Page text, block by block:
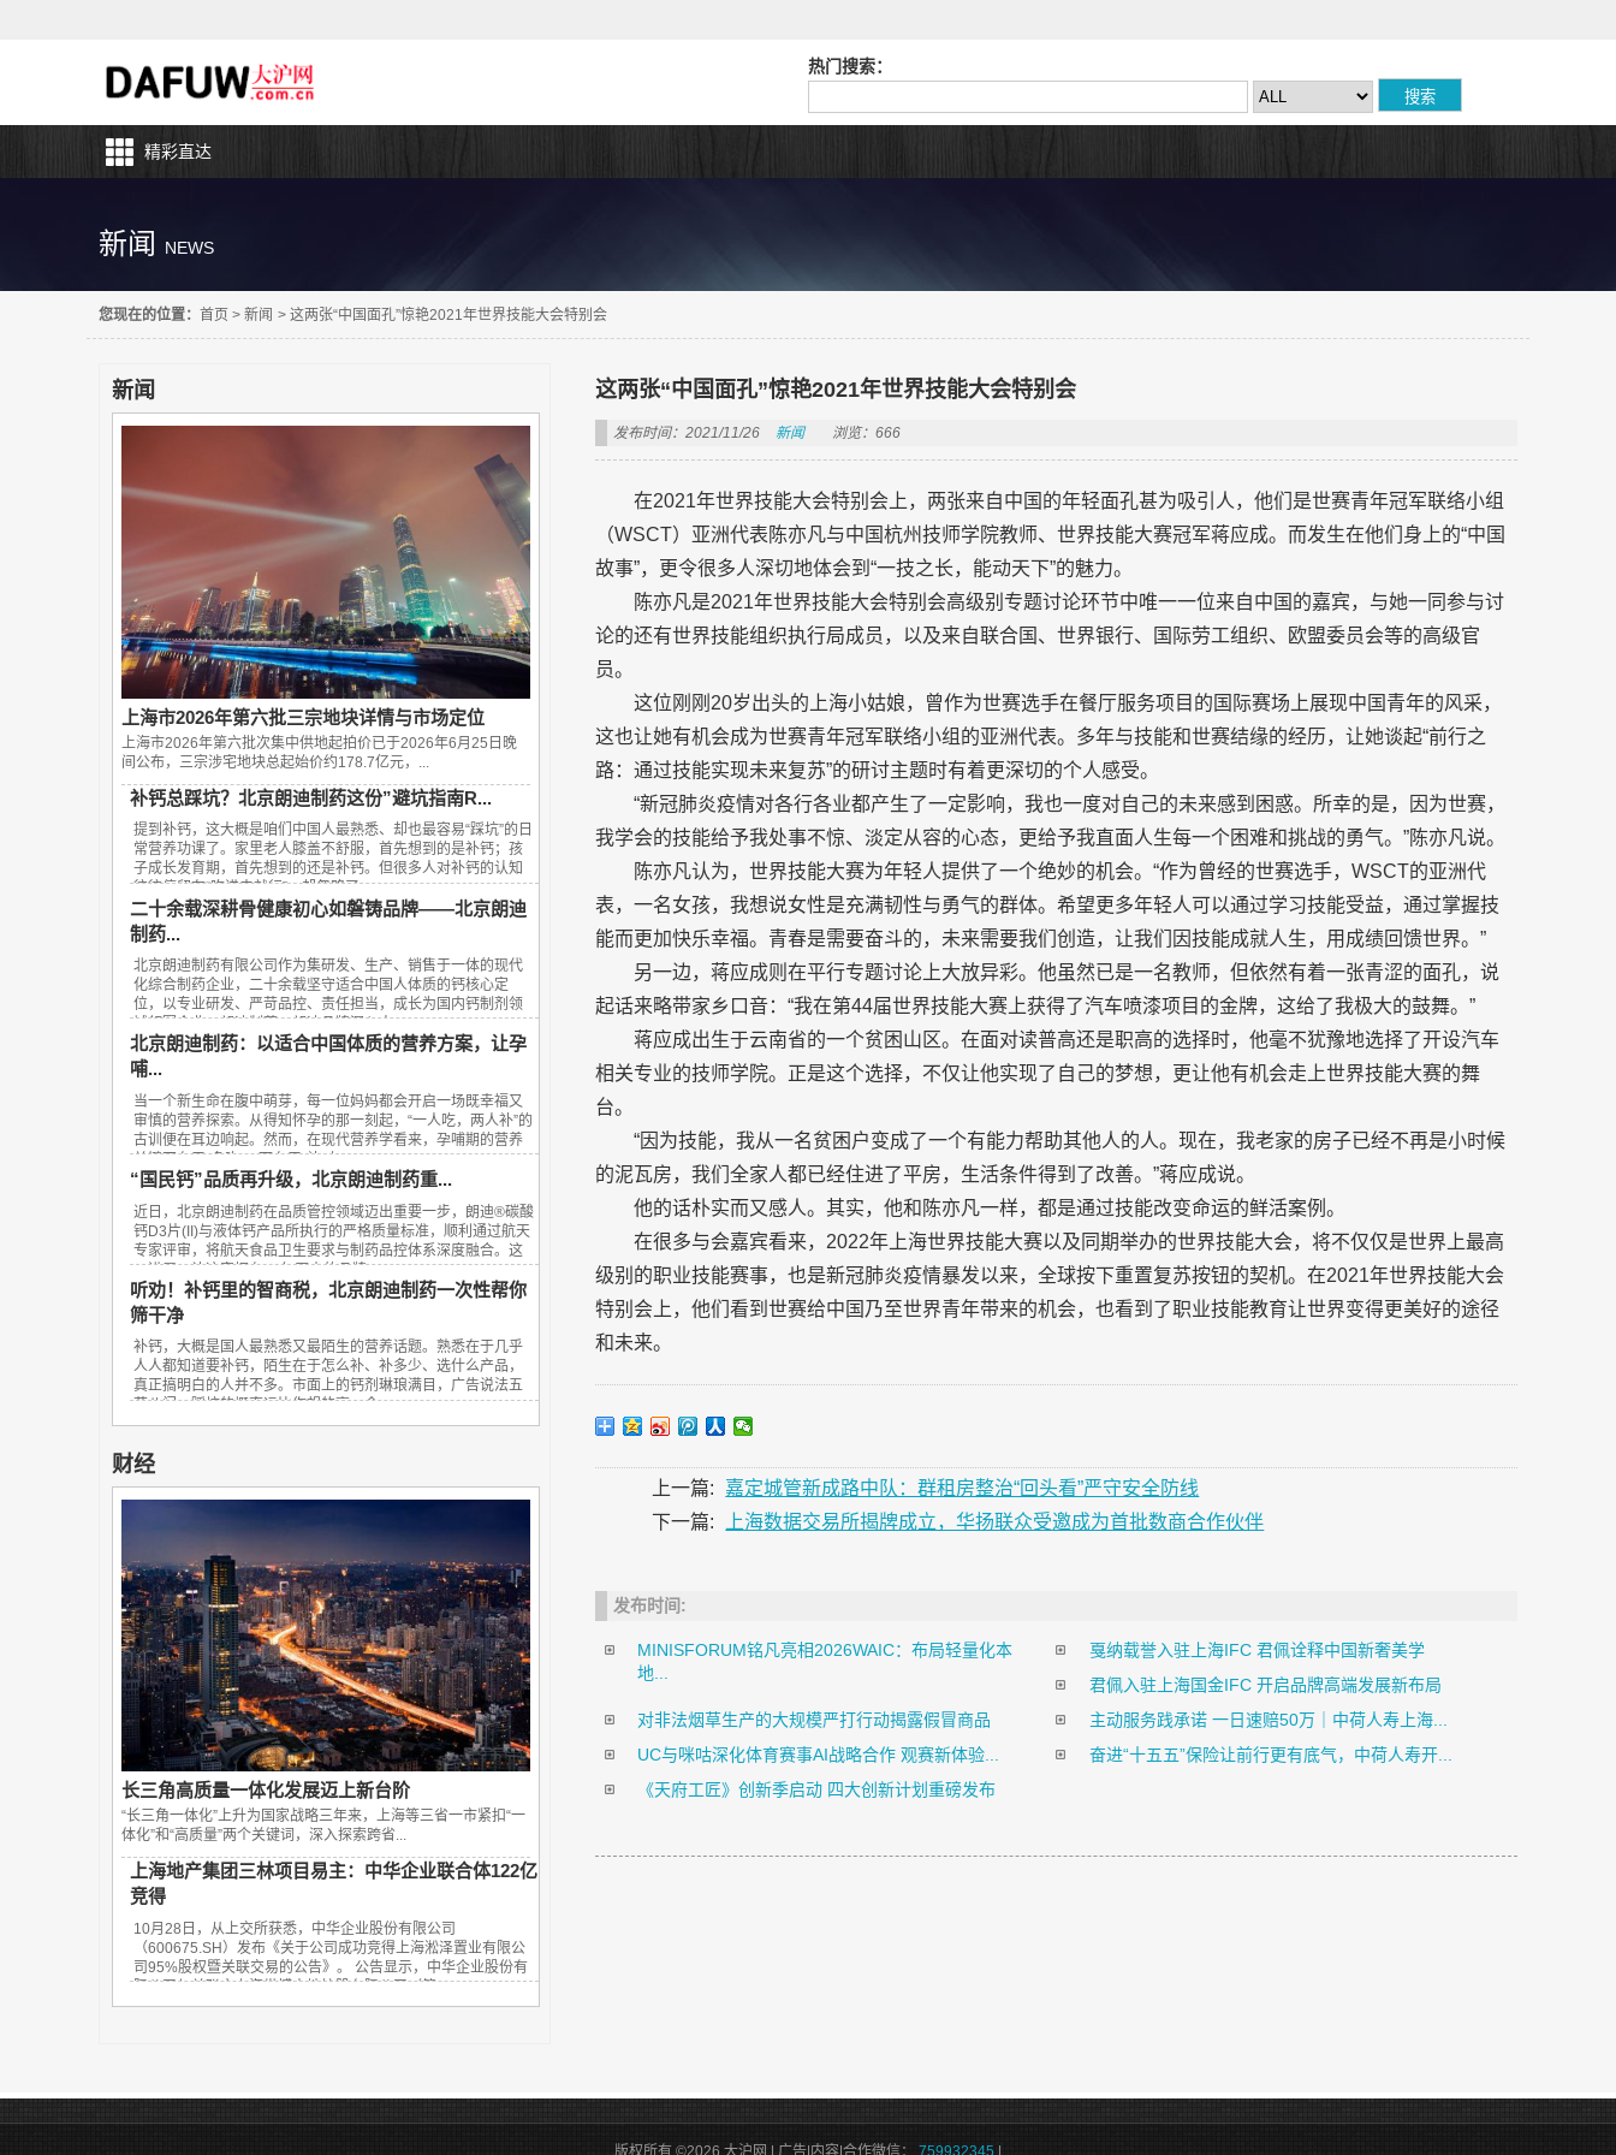
热门搜索：
精彩直达
新闻 NEWS
您现在的位置： 首页 > 新闻 > 这两张“中国面孔”惊艳2021年世界技能大会特别会
新闻
上海市2026年第六批三宗地块详情与市场定位
上海市2026年第六批次集中供地起拍价已于2026年6月25日晚
间公布，‌三宗涉宅地块总起始价约178.7亿元‌，...
补钙总踩坑？北京朗迪制药这份”避坑指南R...
提到补钙，这大概是咱们中国人最熟悉、却也最容易“踩坑”的日
常营养功课了。家里老人膝盖不舒服，首先想到的是补钙；孩
子成长发育期，首先想到的还是补钙。但很多人对补钙的认知
往往停留在“吃进去就行”，却忽略了...
二十余载深耕骨健康初心如磐铸品牌——北京朗迪
制药...
北京朗迪制药有限公司作为集研发、生产、销售于一体的现代
化综合制药企业，二十余载坚守适合中国人体质的钙核心定
位，以专业研发、严苛品控、责任担当，成长为国内钙制剂领
域领军企业，朗迪制药、朗迪品牌深入人...
北京朗迪制药：以适合中国体质的营养方案，让孕
哺...
当一个新生命在腹中萌芽，每一位妈妈都会开启一场既幸福又
审慎的营养探索。从得知怀孕的那一刻起，“一人吃，两人补”的
古训便在耳边响起。然而，在现代营养学看来，孕哺期的营养
关键不在于“多吃”，而在于“补对”。...
“国民钙”品质再升级，北京朗迪制药重...
近日，北京朗迪制药在品质管控领域迈出重要一步，朗迪®碳酸
钙D3片(II)与液体钙产品所执行的严格质量标准，顺利通过航天
专家评审，将航天食品卫生要求与制药品控体系深度融合。这
一进展，让这家拥有23年历史的品牌...
听劝！补钙里的智商税，北京朗迪制药一次性帮你
筛干净
补钙，大概是国人最熟悉又最陌生的营养话题。熟悉在于几乎
人人都知道要补钙，陌生在于怎么补、补多少、选什么产品，
真正搞明白的人并不多。市面上的钙剂琳琅满目，广告说法五
花八门，踩坑的概率远比你想的高。今...
财经
长三角高质量一体化发展迈上新台阶
“长三角一体化”上升为国家战略三年来，上海等三省一市紧扣“一
体化”和“高质量”两个关键词，深入探索跨省...
上海地产集团三林项目易主：中华企业联合体122亿
竞得
10月28日，从上交所获悉，中华企业股份有限公司
（600675.SH）发布《关于公司成功竞得上海淞泽置业有限公
司95%股权暨关联交易的公告》。 公告显示，中华企业股份有
限公司与关联方上海世博土地控股有限公司（简...
这两张“中国面孔”惊艳2021年世界技能大会特别会
发布时间：2021/11/26 新闻 浏览：666
在2021年世界技能大会特别会上，两张来自中国的年轻面孔甚为吸引人，他们是世赛青年冠军联络小组
（WSCT）亚洲代表陈亦凡与中国杭州技师学院教师、世界技能大赛冠军蒋应成。而发生在他们身上的“中国
故事”，更令很多人深切地体会到“一技之长，能动天下”的魅力。
陈亦凡是2021年世界技能大会特别会高级别专题讨论环节中唯一一位来自中国的嘉宾，与她一同参与讨
论的还有世界技能组织执行局成员，以及来自联合国、世界银行、国际劳工组织、欧盟委员会等的高级官
员。
这位刚刚20岁出头的上海小姑娘，曾作为世赛选手在餐厅服务项目的国际赛场上展现中国青年的风采，
这也让她有机会成为世赛青年冠军联络小组的亚洲代表。多年与技能和世赛结缘的经历，让她谈起“前行之
路：通过技能实现未来复苏”的研讨主题时有着更深切的个人感受。
“新冠肺炎疫情对各行各业都产生了一定影响，我也一度对自己的未来感到困惑。所幸的是，因为世赛，
我学会的技能给予我处事不惊、淡定从容的心态，更给予我直面人生每一个困难和挑战的勇气。”陈亦凡说。
陈亦凡认为，世界技能大赛为年轻人提供了一个绝妙的机会。“作为曾经的世赛选手，WSCT的亚洲代
表，一名女孩，我想说女性是充满韧性与勇气的群体。希望更多年轻人可以通过学习技能受益，通过掌握技
能而更加快乐幸福。青春是需要奋斗的，未来需要我们创造，让我们因技能成就人生，用成绩回馈世界。”
另一边，蒋应成则在平行专题讨论上大放异彩。他虽然已是一名教师，但依然有着一张青涩的面孔，说
起话来略带家乡口音：“我在第44届世界技能大赛上获得了汽车喷漆项目的金牌，这给了我极大的鼓舞。”
蒋应成出生于云南省的一个贫困山区。在面对读普高还是职高的选择时，他毫不犹豫地选择了开设汽车
相关专业的技师学院。正是这个选择，不仅让他实现了自己的梦想，更让他有机会走上世界技能大赛的舞
台。
“因为技能，我从一名贫困户变成了一个有能力帮助其他人的人。现在，我老家的房子已经不再是小时候
的泥瓦房，我们全家人都已经住进了平房，生活条件得到了改善。”蒋应成说。
他的话朴实而又感人。其实，他和陈亦凡一样，都是通过技能改变命运的鲜活案例。
在很多与会嘉宾看来，2022年上海世界技能大赛以及同期举办的世界技能大会，将不仅仅是世界上最高
级别的职业技能赛事，也是新冠肺炎疫情暴发以来，全球按下重置复苏按钮的契机。在2021年世界技能大会
特别会上，他们看到世赛给中国乃至世界青年带来的机会，也看到了职业技能教育让世界变得更美好的途径
和未来。
上一篇:
嘉定城管新成路中队：群租房整治“回头看”严守安全防线
下一篇:
上海数据交易所揭牌成立，华扬联众受邀成为首批数商合作伙伴
发布时间:
MINISFORUM铭凡亮相2026WAIC：布局轻量化本
地...
戛纳载誉入驻上海IFC 君佩诠释中国新奢美学
君佩入驻上海国金IFC 开启品牌高端发展新布局
对非法烟草生产的大规模严打行动揭露假冒商品
主动服务践承诺 一日速赔50万｜中荷人寿上海...
UC与咪咕深化体育赛事AI战略合作 观赛新体验...
奋进“十五五”保险让前行更有底气，中荷人寿开...
《天府工匠》创新季启动 四大创新计划重磅发布